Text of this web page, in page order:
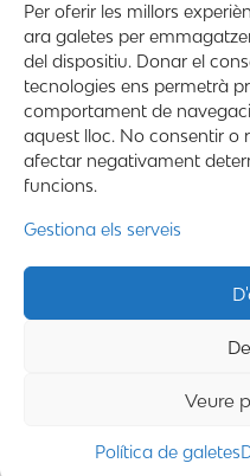
Per oferir les millors
ara galetes per
del dispositiu. Donar el
tecnologies ens permetrà
comportament de
aquest lloc. No consentir o
afectar negativament
funcions.
Gestiona els serveis
Veure
Política de galetes
L’Observatori de
un cicle de tallers
factura de l’aigua amb
tots els districtes de la
tenir lloc el primer
« Primera
Mapa